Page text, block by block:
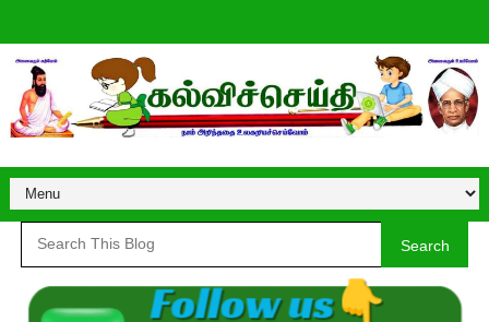
Search